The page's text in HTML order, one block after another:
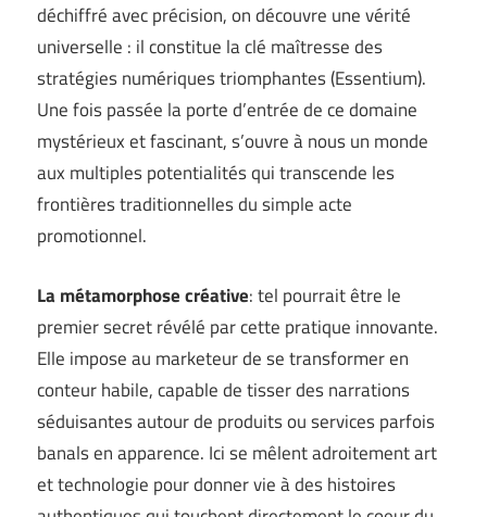
déchiffré avec précision, on découvre une vérité
universelle : il constitue la clé maîtresse des
stratégies numériques triomphantes (Essentium).
Une fois passée la porte d’entrée de ce domaine
mystérieux et fascinant, s’ouvre à nous un monde
aux multiples potentialités qui transcende les
frontières traditionnelles du simple acte
promotionnel.
La métamorphose créative: tel pourrait être le
premier secret révélé par cette pratique innovante.
Elle impose au marketeur de se transformer en
conteur habile, capable de tisser des narrations
séduisantes autour de produits ou services parfois
banals en apparence. Ici se mêlent adroitement art
et technologie pour donner vie à des histoires